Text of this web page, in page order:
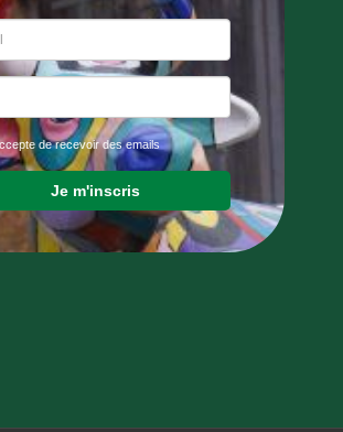
de recevoir des emails
Je m'inscris